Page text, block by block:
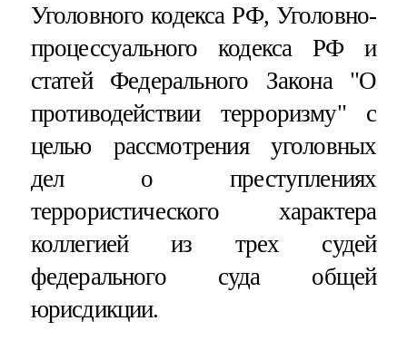
Уголовного кодекса РФ, Уголовно-
процессуального кодекса РФ и
статей Федерального Закона "О
противодействии терроризму" с
целью рассмотрения уголовных
дел о преступлениях
террористического характера
коллегией из трех судей
федерального суда общей
юрисдикции.